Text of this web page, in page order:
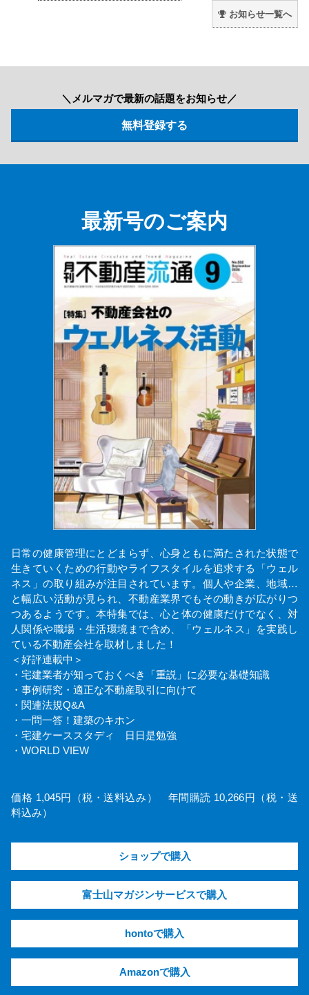
お知らせ一覧へ
＼メルマガで最新の話題をお知らせ／
最新号のご案内
日常の健康管理にとどまらず、心身ともに満たされた状態で
生きていくための行動やライフスタイルを追求する「ウェル
ネス」の取り組みが注目されています。個人や企業、地域…
と幅広い活動が見られ、不動産業界でもその動きが広がりつ
つあるようです。本特集では、心と体の健康だけでなく、対
人関係や職場・生活環境まで含め、「ウェルネス」を実践し
ている不動産会社を取材しました！
＜好評連載中＞
・宅建業者が知っておくべき「重説」に必要な基礎知識
・事例研究・適正な不動産取引に向けて
・関連法規Q&A
・一問一答！建築のキホン
・宅建ケーススタディ 日日是勉強
・WORLD VIEW
価格 1,045円（税・送料込み） 年間購読 10,266円（税・送
料込み）
ショップで購入
富士山マガジンサービスで購入
hontoで購入
Amazonで購入